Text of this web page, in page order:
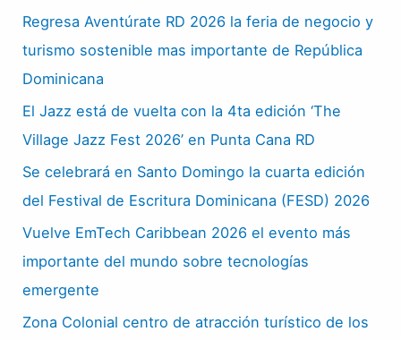
Regresa Aventúrate RD 2026 la feria de negocio y
turismo sostenible mas importante de República
Dominicana
El Jazz está de vuelta con la 4ta edición ‘The
Village Jazz Fest 2026’ en Punta Cana RD
Se celebrará en Santo Domingo la cuarta edición
del Festival de Escritura Dominicana (FESD) 2026
Vuelve EmTech Caribbean 2026 el evento más
importante del mundo sobre tecnologías
emergente
Zona Colonial centro de atracción turístico de los